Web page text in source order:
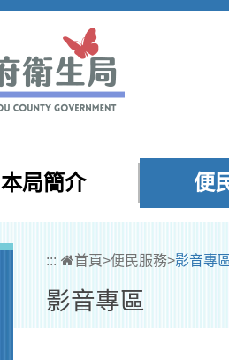
本局簡介 便
::: 首頁>便民服務>影音專區
影音專區